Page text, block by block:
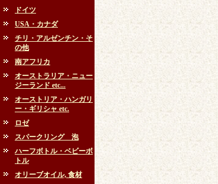
ドイツ
USA・カナダ
チリ・アルゼンチン・そ
の他
南アフリカ
オーストラリア・ニュー
ジーランド etc...
オーストリア・ハンガリ
ー・ギリシャ etc.
ロゼ
スパークリング 泡
ハーフボトル・ベビーボ
トル
オリーブオイル, 食材